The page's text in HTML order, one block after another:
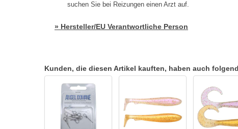
suchen Sie bei Reizungen einen Arzt auf.
» Hersteller/EU Verantwortliche Person
Kunden, die diesen Artikel kauften, haben auch